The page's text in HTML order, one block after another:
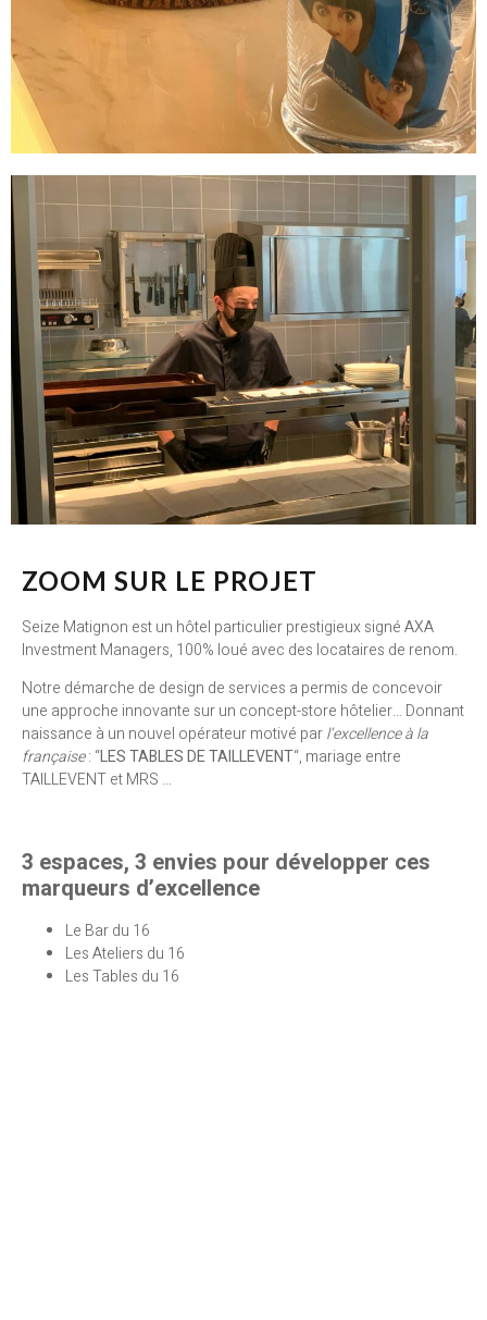
ZOOM SUR LE PROJET
Seize Matignon est un hôtel particulier prestigieux signé AXA
Investment Managers, 100% loué avec des locataires de renom.
Notre démarche de design de services a permis de concevoir
une approche innovante sur un concept-store hôtelier… Donnant
naissance à un nouvel opérateur motivé parl’excellence à la
française: “LES TABLES DE TAILLEVENT“, mariage entre
TAILLEVENT et MRS …
3 espaces, 3 envies pour développer ces
marqueurs d’excellence
Le Bar du 16
Les Ateliers du 16
Les Tables du 16